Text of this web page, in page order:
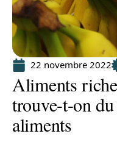
22 novembre 2022
Aliments
trouve-t-on
aliments